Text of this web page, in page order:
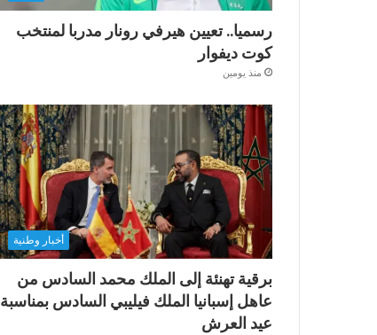
رسميا.. تعيين هيرفي رونار مدربا لمنتخب
كوت ديفوار
منذ يومين
أخبار وطنية
برقية تهنئة إلى الملك محمد السادس من
عاهل إسبانيا الملك فيليبي السادس بمناسبة
عيد العرش